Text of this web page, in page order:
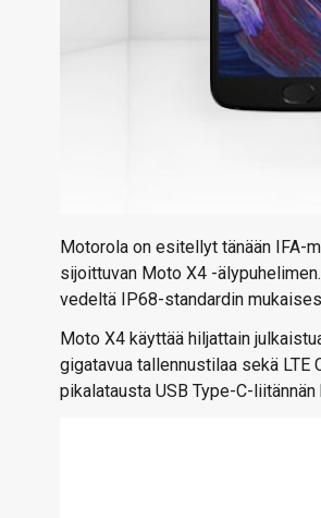
Motorola on esitellyt tänään IFA-
sijoittuvan Moto X4 -
vedeltä IP68-standardin
Moto X4 käyttää hiljattain
gigatavua tallennustilaa sekä
pikalatausta USB Type-C-liitännän